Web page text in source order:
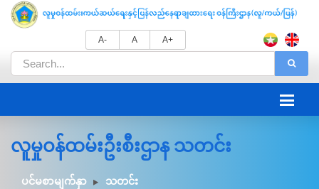
A- A A+
လူမှုဝန်ထမ်းဦးစီးဌာန သတင်း
ပင်မစာမျက်နှာ
သတင်း